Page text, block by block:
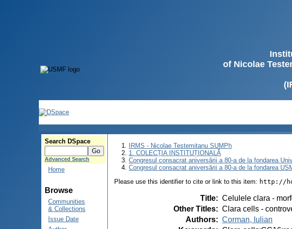
of Nicolae
Search DSpace
Advanced Search
Home
Browse
Communities
& Collections
Issue Date
IRMS - Nicolae Testemitanu SUMPh
1. COLECȚIA INSTITUȚIONALĂ
Congresul consacrat aniversării a 80-a de la fondarea
Congresul consacrat aniversării a 80-a de la fondarea
Please use this identifier to cite or link to this item: http://
Title: Celulele clara -
Other Titles: Clara cells -
Authors: Corman, Iulian